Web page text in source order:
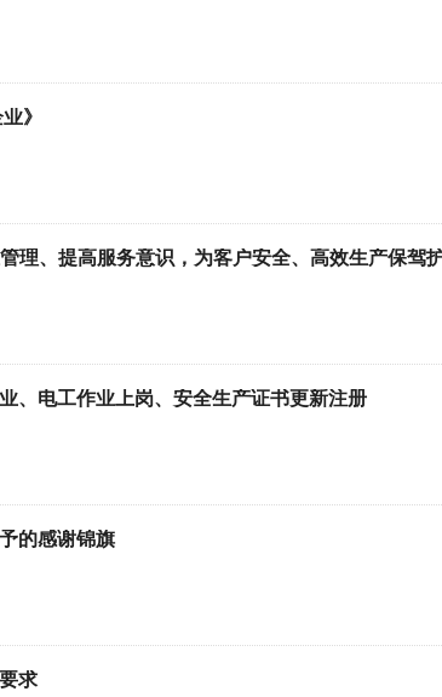
》
理、提高服务意识，为客户安全、高效生产保驾
、电工作业上岗、安全生产证书更新注册
的感谢锦旗
求